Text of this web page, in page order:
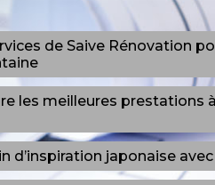
de Saive Rénovation
les meilleures prestations
d’inspiration japonaise